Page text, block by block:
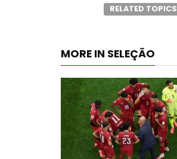
RELATED TOPICS
MORE IN SELEÇÃO